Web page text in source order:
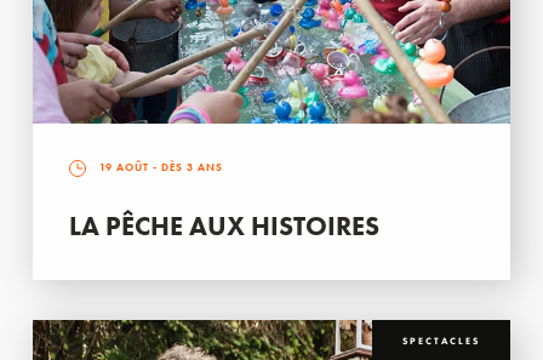
19 AOÛT - DÈS 3 ANS
LA PÊCHE AUX HISTOIRES
SPECTACLES